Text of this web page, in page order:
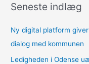
Seneste indlæg
Ny digital platform
dialog med kommunen
Ledigheden i Odense